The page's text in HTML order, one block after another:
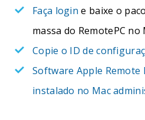
Faça login e baixe o
massa do RemotePC
Copie o ID de
Software Apple Remote
instalado no Mac